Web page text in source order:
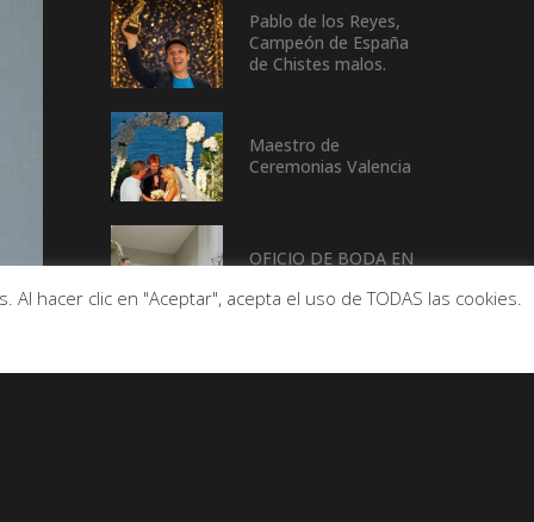
Pablo de los Reyes,
Campeón de España
de Chistes malos.
Maestro de
Ceremonias Valencia
OFICIO DE BODA EN
Enric Palanca
hacer clic en "Aceptar", acepta el uso de TODAS las cookies.